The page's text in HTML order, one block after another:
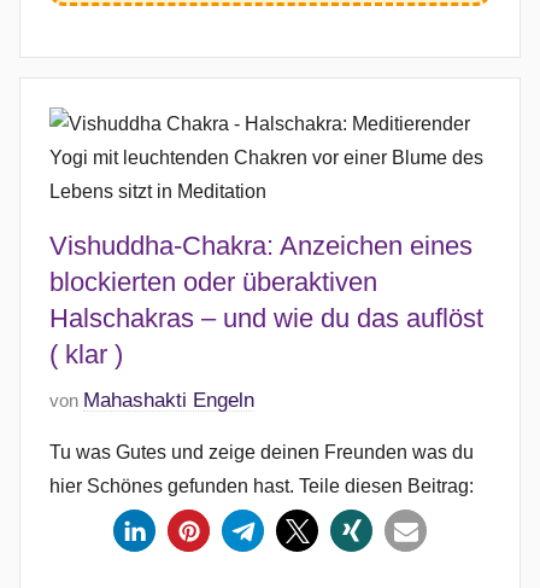
Vishuddha-Chakra: Anzeichen eines
blockierten oder überaktiven
Halschakras – und wie du das auflöst
( klar )
V
r
ö
von Mahashakti Engeln
Tu was Gutes und zeige deinen Freunden was du
hier Schönes gefunden hast. Teile diesen Beitrag: